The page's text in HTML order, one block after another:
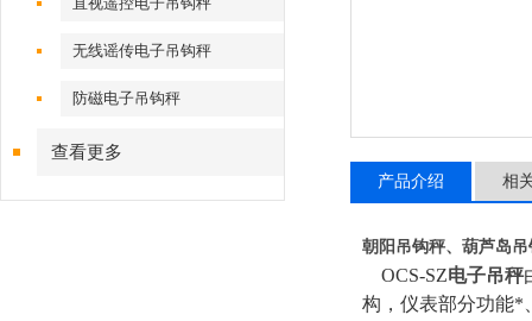
无线谣传电子吊钩秤
防磁电子吊钩秤
查看更多
产品介绍 相
朝阳吊钩秤、葫芦岛
OCS-SZ电子吊秤
构，仪表部分功能*